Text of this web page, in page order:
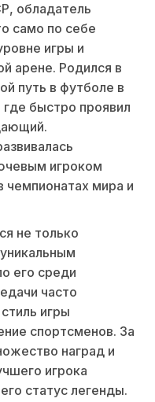
обладатель
само по себе
игры и
арене. Родился в
путь в футболе в
быстро проявил
игроком
чемпионатах мира и
не только
его среди
часто
игры
спортсменов. За
наград и
игрока
статус легенды.